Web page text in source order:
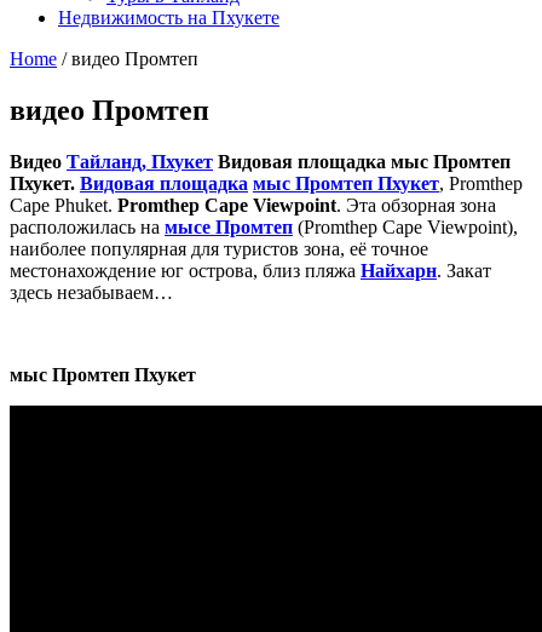
Недвижимость на Пхукете
Home / видео Промтеп
видео Промтеп
Видео Тайланд, Пхукет Видовая площадка мыс Промтеп
Пхукет. Видовая площадка мыс Промтеп Пхукет, Promthep
Cape Phuket. Promthep Саре Viewpoint. Эта обзорная зона
расположилась на мысе Промтеп (Promthep Саре Viewpoint),
наиболее популярная для туристов зона, её точное
местонахождение юг острова, близ пляжа Найхарн. Закат
здесь незабываем…
мыс Промтеп Пхукет